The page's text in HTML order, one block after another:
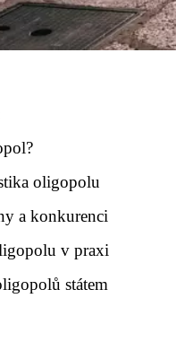
oligopolu
a konkurenci
v praxi
státem